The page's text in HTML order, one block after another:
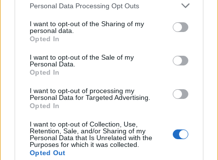
Personal Data Processing Opt Outs
I want to opt-out of the Sharing of my
personal data.
Opted In
I want to opt-out of the Sale of my
Personal Data.
Opted In
I want to opt-out of processing my
Personal Data for Targeted Advertising.
Opted In
I want to opt-out of Collection, Use,
Retention, Sale, and/or Sharing of my
Personal Data that Is Unrelated with the
Purposes for which it was collected.
Opted Out
Dipartimento di Stato: “Gli Stati Uniti si
oppongono alla rioccupazione di Gaza da parte di
Israele. E non sostengono nessun trasferimento
del premier israeliano è stata interpretata come
uno schiaffo alla Casa Bianca, tanto da rischiare di
incrinare definitivamente i rapporti con Biden, alle
prese con parecchie critiche dal fronte interno per
escludere una frattura nel corso dei prossimi
giorni: gli esperti non escludono alcuna soluzione,
nemmeno quella di un possibile passo indietro